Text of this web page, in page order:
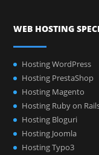
WEB HOSTING
Hosting WordPress
Hosting PrestaShop
Hosting Magento
Hosting Ruby on
Hosting Bloguri
Hosting Joomla
Hosting Typo3